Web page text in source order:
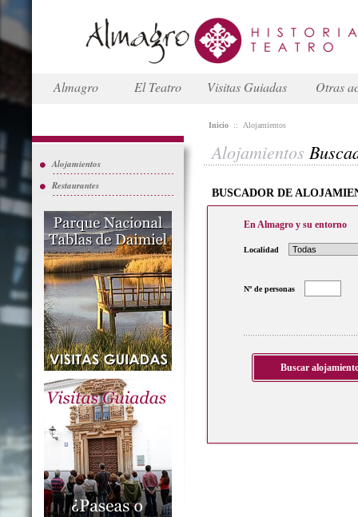
Almagro El Teatro Visitas Guiadas Otras
Alojamientos
Restaurantes
Inicio :: Alojamientos
Alojamientos
BUSCADOR DE
En Almagro y su entorno
Localidad
Nº de personas